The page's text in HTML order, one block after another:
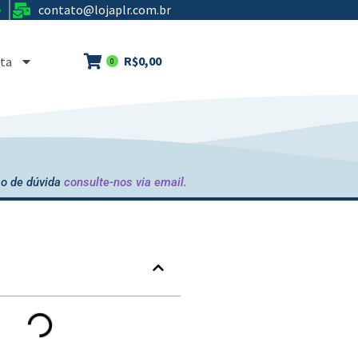
contato@lojaplr.com.br
R$0,00
0
de dúvida consulte-nos via email.